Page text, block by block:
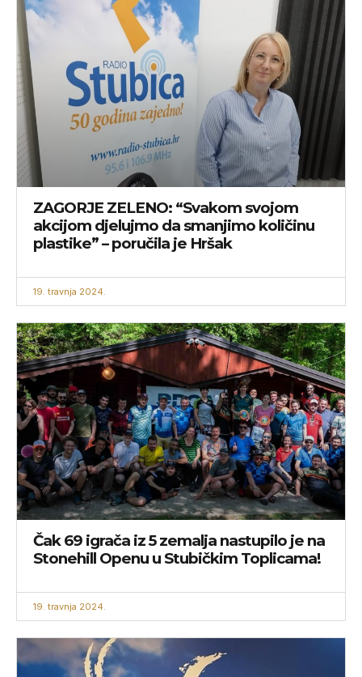
ZAGORJE ZELENO: “Svakom svojom
akcijom djelujmo da smanjimo količinu
plastike” – poručila je Hršak
19. travnja 2024.
Čak 69 igrača iz 5 zemalja nastupilo je na
Stonehill Openu u Stubičkim Toplicama!
19. travnja 2024.